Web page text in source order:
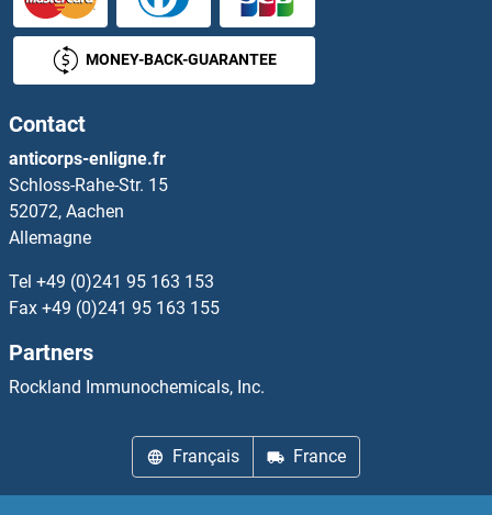
ALG10 Anticorps
ALG10B Anticorps
ALG11 Anticorps
ALG12 Anticorps
ALG13 Anticorps
ALG14 Anticorps
ALG2 Anticorps
ALG5 Anticorps
MONEY-BACK-GUARANTEE
Contact
anticorps-enligne.fr
Schloss-Rahe-Str. 15
52072, Aachen
Allemagne
Tel +49 (0)241 95 163 153
Fax +49 (0)241 95 163 155
Partners
Rockland Immunochemicals, Inc.
Français France